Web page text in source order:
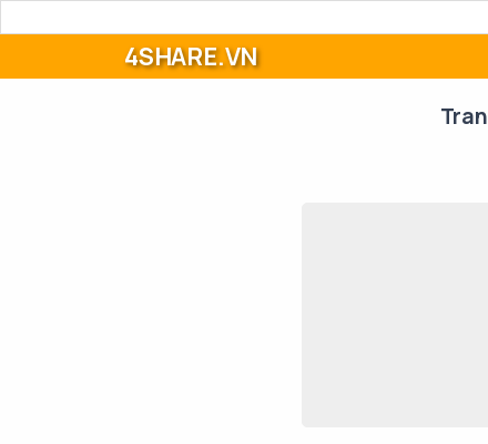
4SHARE.VN